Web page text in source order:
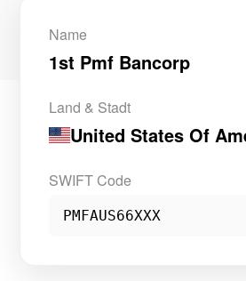
Name
1st Pmf Bancorp
Land & Stadt
United States Of
SWIFT Code
PMFAUS66XXX